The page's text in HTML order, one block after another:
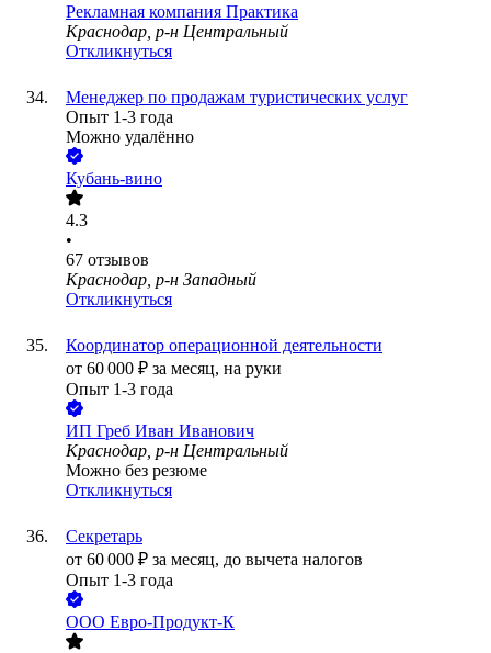
Рекламная компания Практика
Краснодар, р-н Центральный
Откликнуться
Менеджер по продажам туристических услуг
Опыт 1-3 года
Можно удалённо
Кубань-вино
4.3
•
67 отзывов
Краснодар, р-н Западный
Откликнуться
Координатор операционной деятельности
от 60 000 ₽ за месяц, на руки
Опыт 1-3 года
ИП Греб Иван Иванович
Краснодар, р-н Центральный
Можно без резюме
Откликнуться
Секретарь
от 60 000 ₽ за месяц, до вычета налогов
Опыт 1-3 года
ООО Евро-Продукт-К